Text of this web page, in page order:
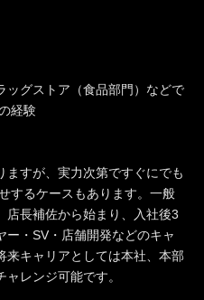
ッグストア（食品部門）などで
経験
すが、実力次第ですぐにでも
するケースもあります。一般
店長補佐から始まり、入社後3
ー・SV・店舗開発などのキャ
来キャリアとしては本社、本部
レンジ可能です。